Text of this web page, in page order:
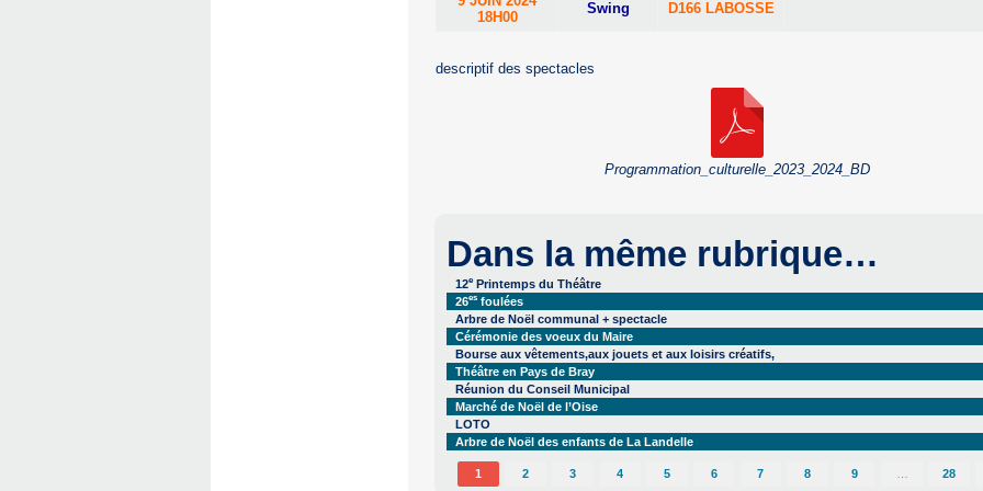
18H00
Swing D166 LABOSSE
descriptif des spectacles
Programmation_culturelle_2023_2024_BD
Dans la même rubrique…
12e Printemps du Théâtre
26es foulées
Arbre de Noël communal + spectacle
Cérémonie des voeux du Maire
Bourse aux vêtements,aux jouets et aux loisirs créatifs,
Théâtre en Pays de Bray
Réunion du Conseil Municipal
Marché de Noël de l’Oise
LOTO
Arbre de Noël des enfants de La Landelle
1 2 3 4 5 6 7 8 9 28